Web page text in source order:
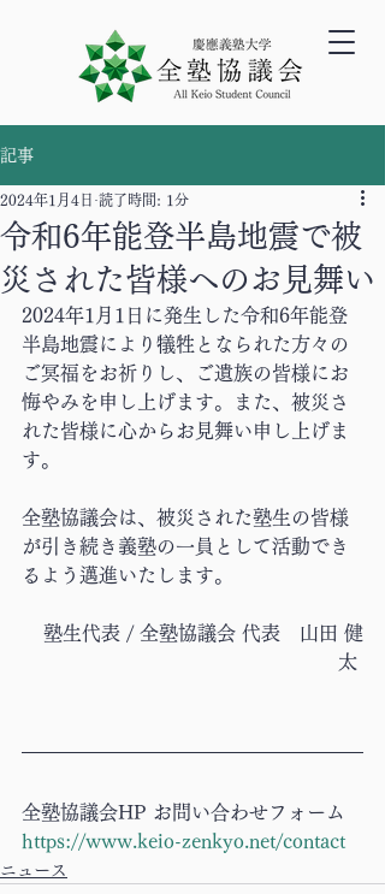
記事
令和6年能登半島地震で被
災された皆様へのお見舞い
2024年1月4日 読了時間: 1分
2024年1月1日に発生した令和6年能登
半島地震により犠牲となられた方々の
ご冥福をお祈りし、ご遺族の皆様にお
悔やみを申し上げます。また、被災さ
れた皆様に心からお見舞い申し上げま
す。
全塾協議会は、被災された塾生の皆様
が引き続き義塾の一員として活動でき
るよう邁進いたします。
塾生代表 / 全塾協議会 代表　山田 健
太
全塾協議会HP お問い合わせフォーム
https://www.keio-zenkyo.net/contact
ニュース